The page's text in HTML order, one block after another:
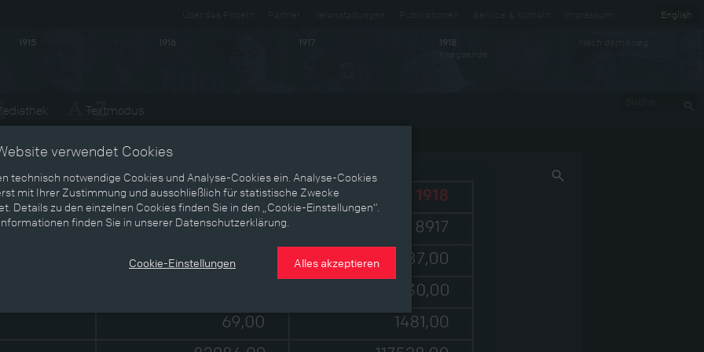
English
1915 1916 1917 1918
Textmodus
verwendet Cookies
technisch notwendige Cookies und Analyse-Cookies ein. Analyse-Cookies
mit Ihrer Zustimmung und ausschließlich für statistische Zwecke
Details zu den einzelnen Cookies finden Sie in den „Cookie-Einstellungen“.
finden Sie in unserer Datenschutzerklärung.
Cookie-Einstellungen Alles akzeptieren